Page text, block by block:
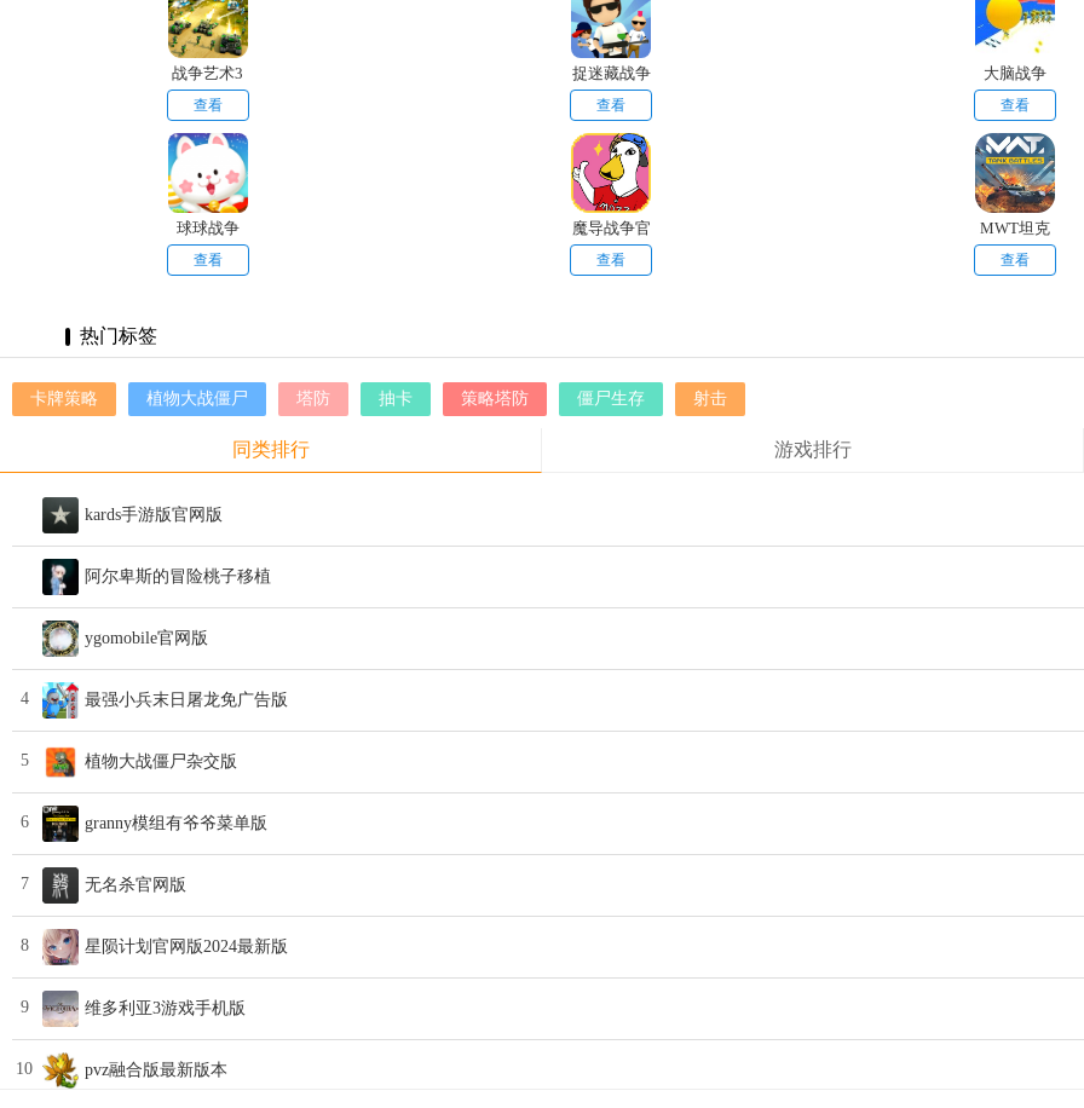
战争艺术3
官网版
查看
捉迷藏战争
查看
大脑战争
查看
球球战争
查看
魔导战争官
网版
查看
MWT坦克
战争手游
查看
热门标签
卡牌策略 植物大战僵尸 塔防 抽卡 策略塔防 僵尸生存 射击
同类排行 游戏排行
kards手游版官网版
阿尔卑斯的冒险桃子移植
ygomobile官网版
4 最强小兵末日屠龙免广告版
5 植物大战僵尸杂交版
6 granny模组有爷爷菜单版
7 无名杀官网版
8 星陨计划官网版2024最新版
9 维多利亚3游戏手机版
10 pvz融合版最新版本